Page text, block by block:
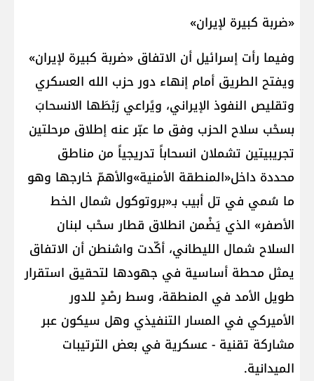
«ضربة كبيرة لإيران»
وفيما رأت إسرائيل أن الاتفاق «ضربة كبيرة لإيران»
ويفتح الطريق أمام إنهاء دور حزب الله العسكري
وتقليص النفوذ الإيراني، ويًراعي رَبْطَها الانسحابَ
بسحْب سلاح الحزب وفق ما عبّر عنه إطلاق مرحلتين
تجريبيتين تشملان انسحاباً تدريجياً من مناطق
محددة داخل«المنطقة الأمنية»والأهمّ خارجها وهو
ما سُمي في تل أبيب بـ«بروتوكول شمال الخط
الأصفر» الذي يَضْمن انطلاق قطار سحْب لبنان
السلاح شمال الليطاني، أكّدت واشنطن أن الاتفاق
يمثل محطة أساسية في جهودها لتحقيق استقرار
طويل الأمد في المنطقة، وسط رصْدٍ للدور
الأميركي في المسار التنفيذي وهل سيكون عبر
مشاركة تقنية - عسكرية في بعض الترتيبات
الميدانية.